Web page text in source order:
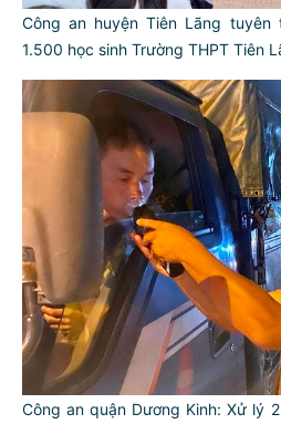
Công an huyện Tiên Lãng
1.500 học sinh Trường THPT Tiên
Công an quận Dương Kinh: Xử lý